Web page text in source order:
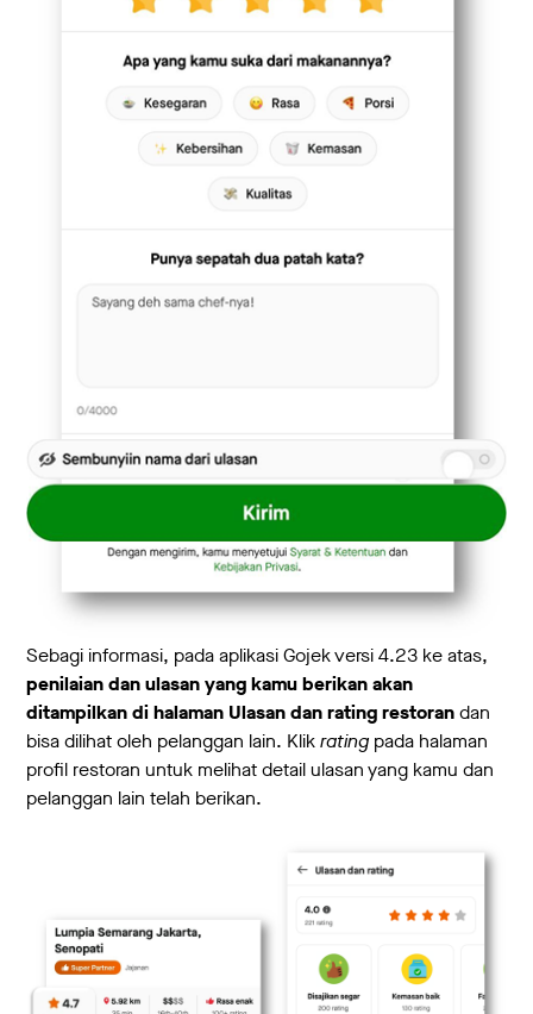
Sebagi informasi, pada aplikasi Gojek versi 4.23 ke atas,
penilaian dan ulasan yang kamu berikan akan
ditampilkan di halaman Ulasan dan rating restorandan
bisa dilihat oleh pelanggan lain. Klikrating pada halaman
profil restoran untuk melihat detail ulasan yang kamu dan
pelanggan lain telah berikan.